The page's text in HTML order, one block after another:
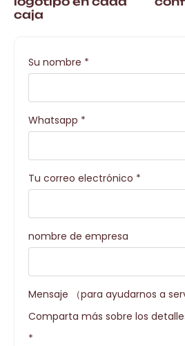
caja
Su nombre *
Whatsapp *
Tu correo electrónico *
nombre de empresa
Mensaje （para ayudarnos a
Comparta más sobre los
*